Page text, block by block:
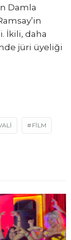
Damla
İkili, daha
jüri üyeliği
FILM